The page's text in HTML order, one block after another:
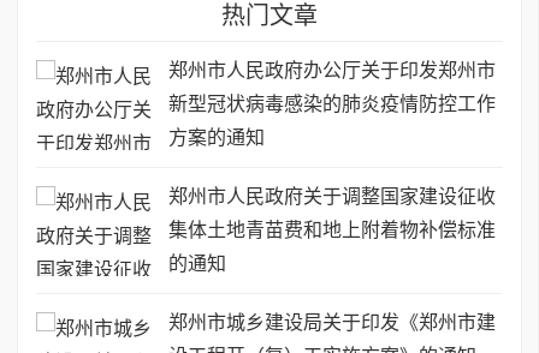
热门文章
郑州市人民政府办公厅关于印发郑州市
新型冠状病毒感染的肺炎疫情防控工作
方案的通知
郑州市人民政府关于调整国家建设征收
集体土地青苗费和地上附着物补偿标准
的通知
郑州市城乡建设局关于印发《郑州市建